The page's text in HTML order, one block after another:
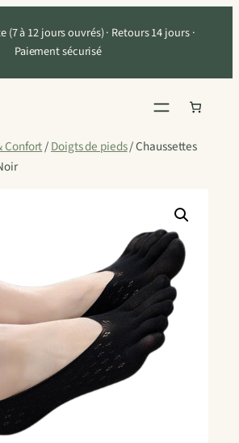
à 12 jours ouvrés) · Retours 14 jours ·
Paiement sécurisé
Confort/Doigts de pieds/ Chaussettes